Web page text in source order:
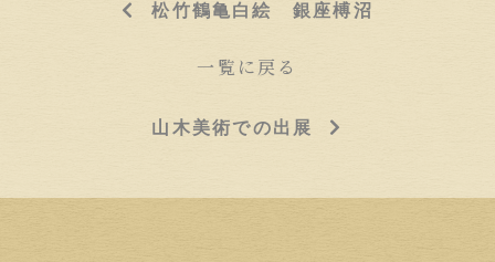
松竹鶴亀白絵 銀座榑沼
一覧に戻る
山木美術での出展